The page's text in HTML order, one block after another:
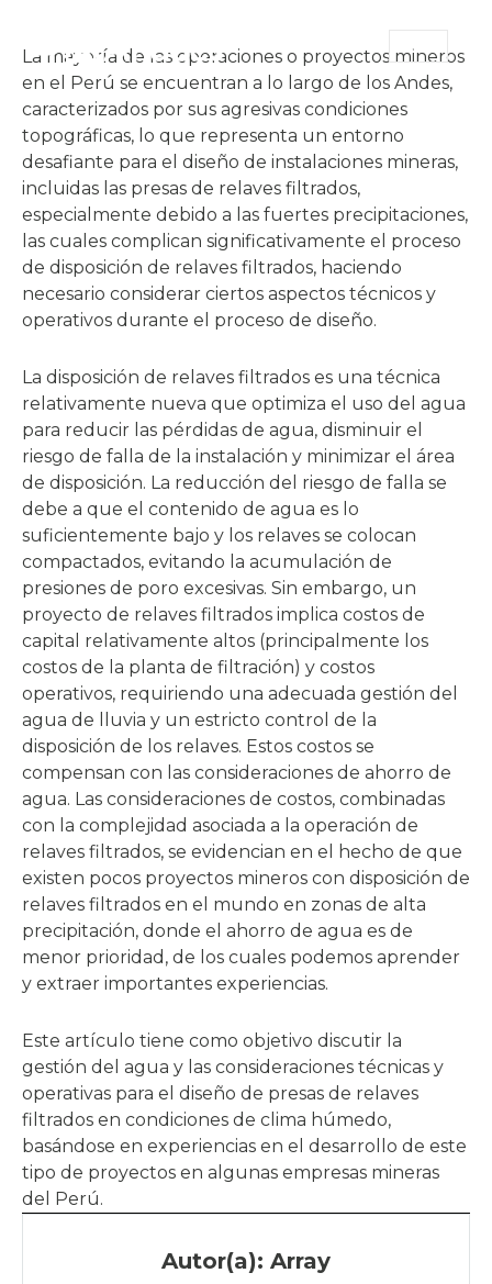
ES
La mayoría de las operaciones o proyectos mineros
en el Perú se encuentran a lo largo de los Andes,
caracterizados por sus agresivas condiciones
topográficas, lo que representa un entorno
desafiante para el diseño de instalaciones mineras,
incluidas las presas de relaves filtrados,
especialmente debido a las fuertes precipitaciones,
las cuales complican significativamente el proceso
de disposición de relaves filtrados, haciendo
necesario considerar ciertos aspectos técnicos y
operativos durante el proceso de diseño.
La disposición de relaves filtrados es una técnica
relativamente nueva que optimiza el uso del agua
para reducir las pérdidas de agua, disminuir el
riesgo de falla de la instalación y minimizar el área
de disposición. La reducción del riesgo de falla se
debe a que el contenido de agua es lo
suficientemente bajo y los relaves se colocan
compactados, evitando la acumulación de
presiones de poro excesivas. Sin embargo, un
proyecto de relaves filtrados implica costos de
capital relativamente altos (principalmente los
costos de la planta de filtración) y costos
operativos, requiriendo una adecuada gestión del
agua de lluvia y un estricto control de la
disposición de los relaves. Estos costos se
compensan con las consideraciones de ahorro de
agua. Las consideraciones de costos, combinadas
con la complejidad asociada a la operación de
relaves filtrados, se evidencian en el hecho de que
existen pocos proyectos mineros con disposición de
relaves filtrados en el mundo en zonas de alta
precipitación, donde el ahorro de agua es de
menor prioridad, de los cuales podemos aprender
y extraer importantes experiencias.
Este artículo tiene como objetivo discutir la
gestión del agua y las consideraciones técnicas y
operativas para el diseño de presas de relaves
filtrados en condiciones de clima húmedo,
basándose en experiencias en el desarrollo de este
tipo de proyectos en algunas empresas mineras
del Perú.
Autor(a): Array